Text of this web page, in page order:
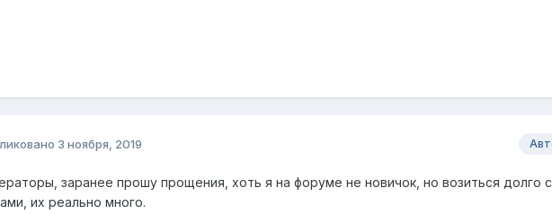
3 ноября, 2019
заранее прошу прощения, хоть я на форуме не новичок, но возиться долго с
их реально много.